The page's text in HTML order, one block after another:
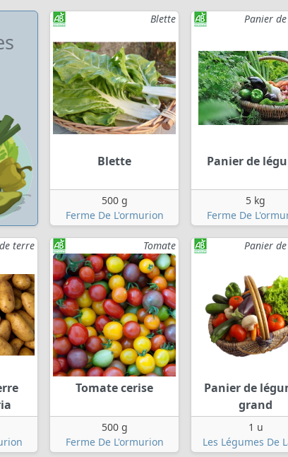
Blette
Blette
500 g
Ferme De L'ormurion
Panier
Panier de
5 kg
Ferme De
terre Tomate
Tomate cerise
500 g
Ferme De L'ormurion
Panier
Panier de
grand
1 u
Les Légumes De